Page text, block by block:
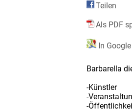
Teilen
Als PDF
In
Barbarella
-Künstler
-
-